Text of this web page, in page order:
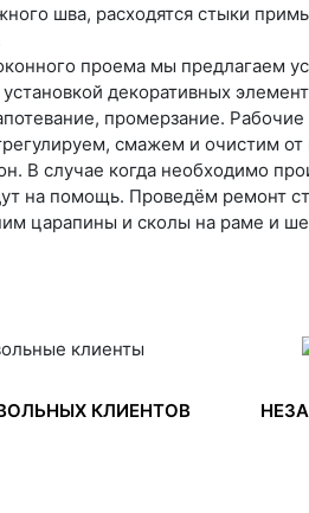
шва, расходятся стыки
проема мы предлагаем
декоративных
промерзание.
смажем и очистим от
. В случае когда необходимо
на помощь. Проведём ремонт
царапины и сколы на раме и
КЛИЕНТОВ